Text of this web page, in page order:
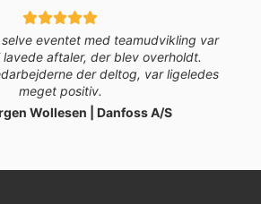
eventet med teamudvikling var
aftaler, der blev overholdt.
der deltog, var ligeledes
meget positiv.
Wollesen | Danfoss A/S